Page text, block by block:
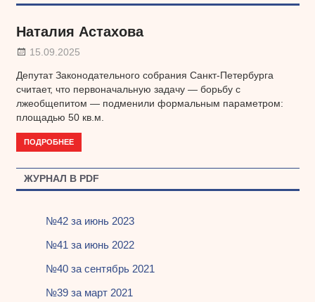
Наталия Астахова
15.09.2025
Депутат Законодательного собрания Санкт-Петербурга
считает, что первоначальную задачу — борьбу с
лжеобщепитом — подменили формальным параметром:
площадью 50 кв.м.
ПОДРОБНЕЕ
ЖУРНАЛ В PDF
№42 за июнь 2023
№41 за июнь 2022
№40 за сентябрь 2021
№39 за март 2021